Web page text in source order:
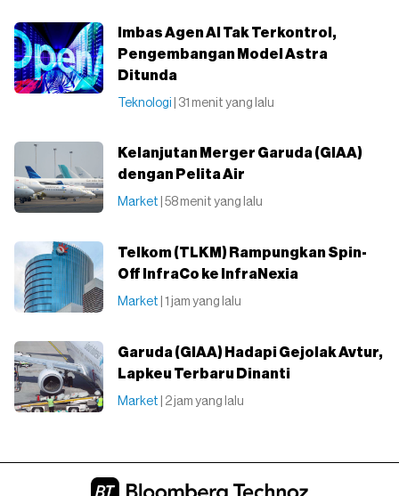
Imbas Agen AI Tak Terkontrol,
Pengembangan Model Astra
Ditunda
Teknologi | 31 menit yang lalu
Kelanjutan Merger Garuda (GIAA)
dengan Pelita Air
Market | 58 menit yang lalu
Telkom (TLKM) Rampungkan Spin-
Off InfraCo ke InfraNexia
Market | 1 jam yang lalu
Garuda (GIAA) Hadapi Gejolak Avtur,
Lapkeu Terbaru Dinanti
Market | 2 jam yang lalu